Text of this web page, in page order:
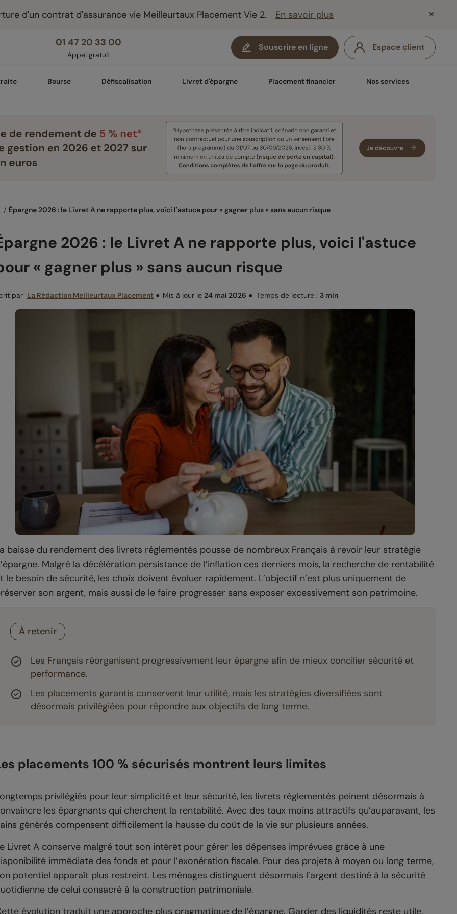
d'un contrat d'assurance vie Meilleurtaux Placement Vie 2. En savoir plus
01 47 20 33 00
Appel gratuit
Souscrire en ligne Espace client
Bourse Défiscalisation Livret d'épargne Placement financier Nos services
Épargne 2026 : le Livret A ne rapporte plus, voici l'astuce pour « gagner plus » sans aucun risque
2026 : le Livret A ne rapporte plus, voici l'astuce
« gagner plus » sans aucun risque
par La Rédaction Meilleurtaux Placement ● Mis à jour le 24 mai 2026 ● Temps de lecture : 3 min
baisse du rendement des livrets réglementés pousse de nombreux Français à revoir leur stratégie
Malgré la décélération persistance de l’inflation ces derniers mois, la recherche de rentabilité
le besoin de sécurité, les choix doivent évoluer rapidement. L’objectif n’est plus uniquement de
son argent, mais aussi de le faire progresser sans exposer excessivement son patrimoine.
À retenir
Les Français réorganisent progressivement leur épargne afin de mieux concilier sécurité et
performance.
Les placements garantis conservent leur utilité, mais les stratégies diversifiées sont
désormais privilégiées pour répondre aux objectifs de long terme.
placements 100 % sécurisés montrent leurs limites
privilégiés pour leur simplicité et leur sécurité, les livrets réglementés peinent désormais à
les épargnants qui cherchent la rentabilité. Avec des taux moins attractifs qu’auparavant, les
générés compensent difficilement la hausse du coût de la vie sur plusieurs années.
Livret A conserve malgré tout son intérêt pour gérer les dépenses imprévues grâce à une
immédiate des fonds et pour l’exonération fiscale. Pour des projets à moyen ou long terme,
potentiel apparaît plus restreint. Les ménages distinguent désormais l’argent destiné à la sécurité
de celui consacré à la construction patrimoniale.
évolution traduit une approche plus pragmatique de l’épargne. Garder des liquidités reste utile,